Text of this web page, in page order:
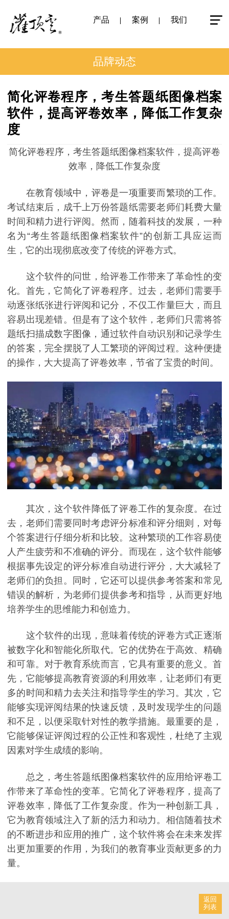
产品 案例 我们
品牌动态
简化评卷程序，考生答题纸图像档案
软件，提高评卷效率，降低工作复杂
度
简化评卷程序，考生答题纸图像档案软件，提高评卷
效率，降低工作复杂度
在教育领域中，评卷是一项重要而繁琐的工作。
考试结束后，成千上万份答题纸需要老师们耗费大量
时间和精力进行评阅。然而，随着科技的发展，一种
名为“考生答题纸图像档案软件”的创新工具应运而
生，它的出现彻底改变了传统的评卷方式。
这个软件的问世，给评卷工作带来了革命性的变
化。首先，它简化了评卷程序。过去，老师们需要手
动逐张纸张进行评阅和记分，不仅工作量巨大，而且
容易出现差错。但是有了这个软件，老师们只需将答
题纸扫描成数字图像，通过软件自动识别和记录学生
的答案，完全摆脱了人工繁琐的评阅过程。这种便捷
的操作，大大提高了评卷效率，节省了宝贵的时间。
其次，这个软件降低了评卷工作的复杂度。在过
去，老师们需要同时考虑评分标准和评分细则，对每
个答案进行仔细分析和比较。这种繁琐的工作容易使
人产生疲劳和不准确的评分。而现在，这个软件能够
根据事先设定的评分标准自动进行评分，大大减轻了
老师们的负担。同时，它还可以提供参考答案和常见
错误的解析，为老师们提供参考和指导，从而更好地
培养学生的思维能力和创造力。
这个软件的出现，意味着传统的评卷方式正逐渐
被数字化和智能化所取代。它的优势在于高效、精确
和可靠。对于教育系统而言，它具有重要的意义。首
先，它能够提高教育资源的利用效率，让老师们有更
多的时间和精力去关注和指导学生的学习。其次，它
能够实现评阅结果的快速反馈，及时发现学生的问题
和不足，以便采取针对性的教学措施。最重要的是，
它能够保证评阅过程的公正性和客观性，杜绝了主观
因素对学生成绩的影响。
总之，考生答题纸图像档案软件的应用给评卷工
作带来了革命性的变革。它简化了评卷程序，提高了
评卷效率，降低了工作复杂度。作为一种创新工具，
它为教育领域注入了新的活力和动力。相信随着技术
的不断进步和应用的推广，这个软件将会在未来发挥
出更加重要的作用，为我们的教育事业贡献更多的力
量。
返回
列表